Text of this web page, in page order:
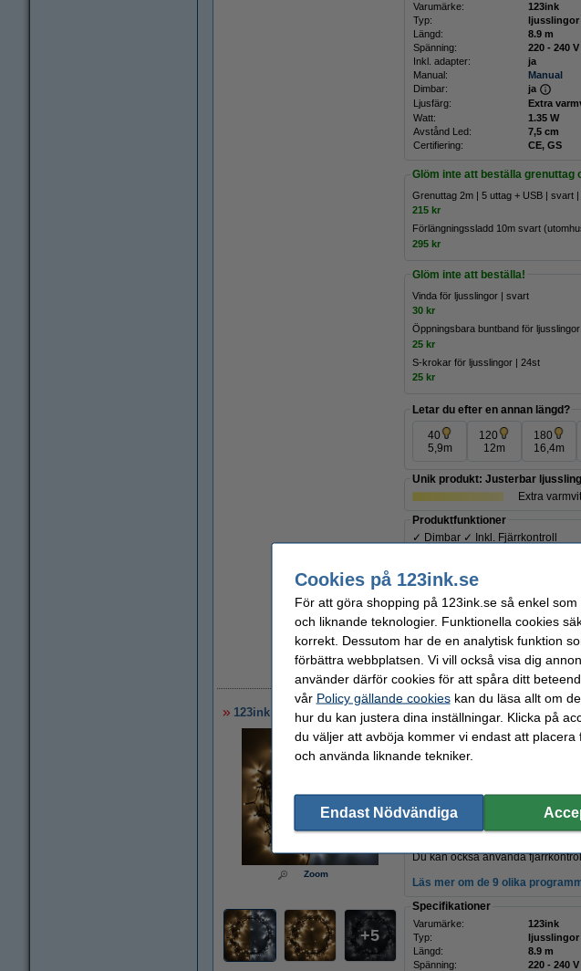
Varumärke: 123ink
Typ:
ljusslingor
Längd:
8.9 m
Spänning:
220 - 240 V
Inkl. adapter:
ja
Manual:
Manual
Dimbar:
ja
Ljusfärg:
Extra
Watt:
1.35 W
Avstånd Led:
7,5 cm
Certifiering:
CE, GS
Glöm inte att beställa grenuttag
Grenuttag 2m | 5 uttag + USB | svart |
215 kr
​​​​​​​​​​​​​​​​​​​​​Förlängningssladd 10m svart
295 kr
Glöm inte att beställa!
Vinda för ljusslingor | svart
30 kr
Öppningsbara buntband för
25 kr
S-krokar för ljusslingor | 24st
25 kr
Letar du efter en annan längd?
40
5,9m
120
12m
180
16,4m
Unik produkt: Justerbar
Extra
Produktfunktioner
✓ Dimbar ✓ Inkl. Fjärrkontroll
Extra information
Bruksanvisning (PDF)
110 kr
88 kr Exkl. 25% Moms
123ink Ljusslinga | kallvit & varmvit | 8.9m | 80 lampor
Zoom
5
Unik produkt! Både kallvit och
Med denna LED ljusslingan från
kan du enkelt göra med den
LED-lamporna (1,35W) sitter på
7,5cm från varandra. Med
Ljusslingan fungerar både
Du kan också använda
Läs mer om de 9 olika
Specifikationer
Varumärke: 123ink
Typ:
ljusslingor
Längd:
8.9 m
Spänning:
220 - 240 V
Cookies på 123ink.se
För att göra shopping på 123ink.se så enkel
och liknande teknologier. Funktionella cookies
korrekt. Dessutom har de en analytisk funktion
förbättra webbplatsen. Vi vill också visa dig
använder därför cookies för att spåra ditt
vår Policy gällande cookieskan du läsa allt om
hur du kan justera dina inställningar. Klicka på
du väljer att avböja kommer vi endast att
och använda liknande tekniker.
Endast Nödvändiga